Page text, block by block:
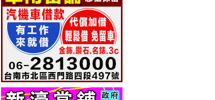
台南新營優質當舖資訊
屏東當舖商家精選推薦
高雄左營區優質當舖商家資訊
在高雄當舖典當汽車謊稱失竊
推薦高雄市鳳山區汽機車借款來誠泰當舖
高雄市大順合法當舖【三民區當舖】
高雄當舖-冠昌借款多元服務
高雄當舖-流當大拍賣! iPad2只賣3999元
高雄久大融資公司 - -汽車借款 支票貼現 當舖 支票借款 工商融資 現金週轉 公司工廠借貸